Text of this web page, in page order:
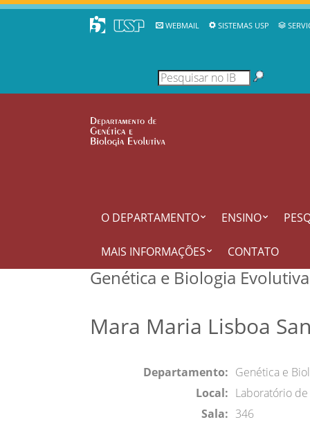
WEBMAIL SISTEMAS USP
O DEPARTAMENTO ENSINO
MAIS INFORMAÇÕES CONTATO
Genética e Biologia
Mara Maria Lisboa
Departamento: Genética e
Local: Laboratório
Sala: 346